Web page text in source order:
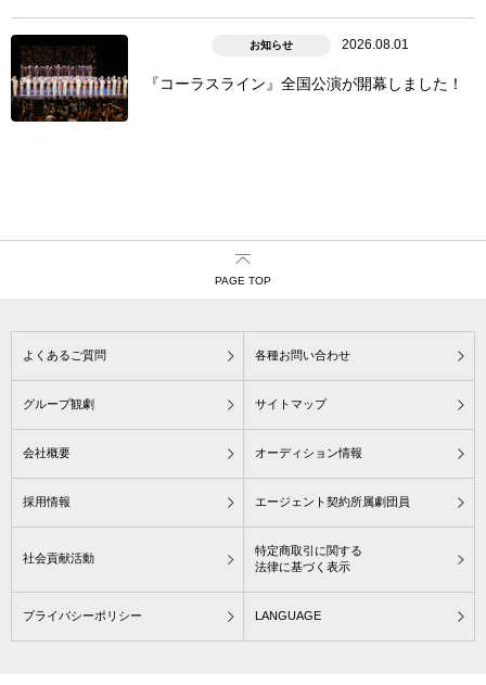
お知らせ 2026.08.01
『コーラスライン』全国公演が開幕しました！
PAGE TOP
よくあるご質問 各種お問い合わせ
グループ観劇 サイトマップ
会社概要 オーディション情報
採用情報 エージェント契約所属劇団員
社会貢献活動
特定商取引に関する
法律に基づく表示
プライバシーポリシー LANGUAGE